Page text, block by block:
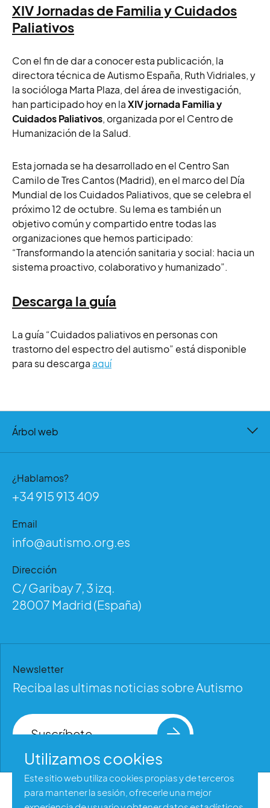
XIV Jornadas de Familia y Cuidados
Paliativos
Con el fin de dar a conocer esta publicación, la
directora técnica de Autismo España, Ruth Vidriales, y
la socióloga Marta Plaza, del área de investigación,
han participado hoy en laXIV jornada Familia y
Cuidados Paliativos, organizada por el Centro de
Humanización de la Salud.
Esta jornada se ha desarrollado en el Centro San
Camilo de Tres Cantos (Madrid), en el marco del Día
Mundial de los Cuidados Paliativos, que se celebra el
próximo 12 de octubre. Su lema es también un
objetivo común y compartido entre todas las
organizaciones que hemos participado:
“Transformando la atención sanitaria y social: hacia un
sistema proactivo, colaborativo y humanizado”.
Descarga la guía
La guía “Cuidados paliativos en personas con
trastorno del espectro del autismo” está disponible
para su descarga aquí
Árbol web
¿Hablamos?
+34 915 913 409
Email
info@autismo.org.es
Dirección
C/ Garibay 7, 3 izq.
28007 Madrid (España)
Newsletter
Reciba las ultimas noticias sobre Autismo
Suscríbete
Aviso legal
Utilizamos cookies
Este sitio web utiliza cookies propias y de terceros
para mantener la sesión, ofrecerle una mejor